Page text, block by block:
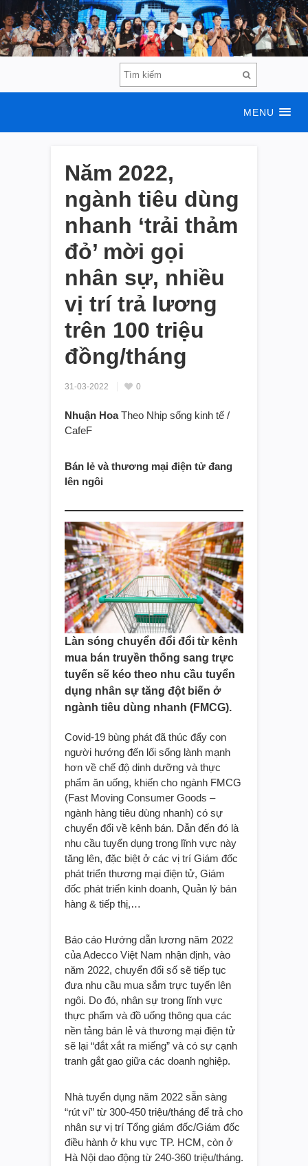
MENU
Năm 2022,
ngành tiêu dùng
nhanh ‘trải thảm
đỏ’ mời gọi
nhân sự, nhiều
vị trí trả lương
trên 100 triệu
đồng/tháng
31-03-2022 0
Nhuận HoaTheo Nhịp sống kinh tế /
CafeF
Bán lẻ và thương mại điện tử đang
lên ngôi
Làn sóng chuyển đổi đổi từ kênh
mua bán truyền thống sang trực
tuyến sẽ kéo theo nhu cầu tuyển
dụng nhân sự tăng đột biến ở
ngành tiêu dùng nhanh (FMCG).
Covid-19 bùng phát đã thúc đẩy con
người hướng đến lối sống lành mạnh
hơn về chế độ dinh dưỡng và thực
phẩm ăn uống, khiến cho ngành FMCG
(Fast Moving Consumer Goods –
ngành hàng tiêu dùng nhanh) có sự
chuyển đổi về kênh bán. Dẫn đến đó là
nhu cầu tuyển dụng trong lĩnh vực này
tăng lên, đặc biệt ở các vị trí Giám đốc
phát triển thương mại điện tử, Giám
đốc phát triển kinh doanh, Quản lý bán
hàng & tiếp thị,…
Báo cáo Hướng dẫn lương năm 2022
của Adecco Việt Nam nhận định, vào
năm 2022, chuyển đổi số sẽ tiếp tục
đưa nhu cầu mua sắm trực tuyến lên
ngôi. Do đó, nhân sự trong lĩnh vực
thực phẩm và đồ uống thông qua các
nền tảng bán lẻ và thương mại điện tử
sẽ lại “đắt xắt ra miếng” và có sự cạnh
tranh gắt gao giữa các doanh nghiệp.
Nhà tuyển dụng năm 2022 sẵn sàng
“rút ví” từ 300-450 triệu/tháng để trả cho
nhân sự vị trí Tổng giám đốc/Giám đốc
điều hành ở khu vực TP. HCM, còn ở
Hà Nội dao động từ 240-360 triệu/tháng.